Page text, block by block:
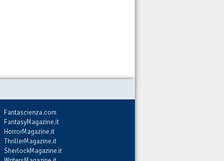
Fantascienza.com
FantasyMagazine.it
HorrorMagazine.it
ThrillerMagazine.it
SherlockMagazine.it